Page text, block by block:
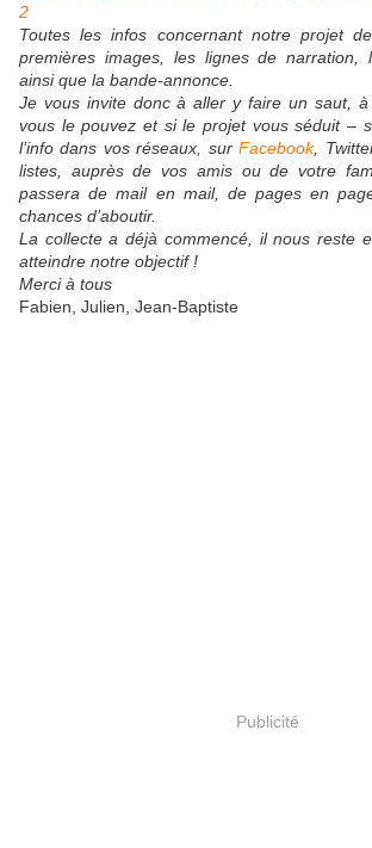
2
Toutes les infos concernant notre projet
premières images, les lignes de narration,
ainsi que la bande-annonce.
Je vous invite donc à aller y faire un saut,
vous le pouvez et si le projet vous séduit –
l’info dans vos réseaux, surFacebook,
listes, auprès de vos amis ou de votre
passera de mail en mail, de pages en
chances d’aboutir.
La collecte a déjà commencé, il nous reste
atteindre notre objectif !
Merci à tous
Fabien, Julien, Jean-Baptiste
Publicité